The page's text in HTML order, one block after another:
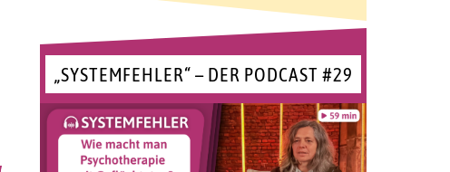
„SYSTEMFEHLER“ – DER PODCAST #29